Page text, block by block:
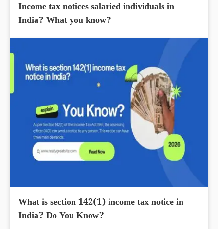
Income tax notices salaried individuals in
India? What you know?
What is section 142(1) income tax notice in
India? Do You Know?